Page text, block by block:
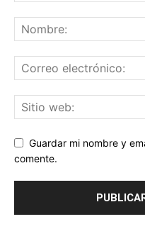
Guardar mi nombre y
comente.